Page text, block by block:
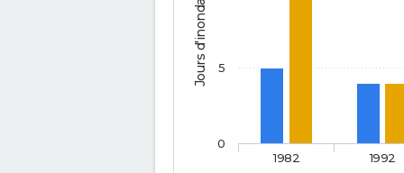
Jours d'inondation
1982 1992
0
5